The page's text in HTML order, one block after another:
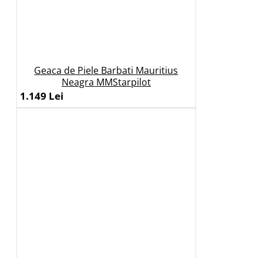
Geaca de Piele Barbati Mauritius
Neagra MMStarpilot
1.149 Lei